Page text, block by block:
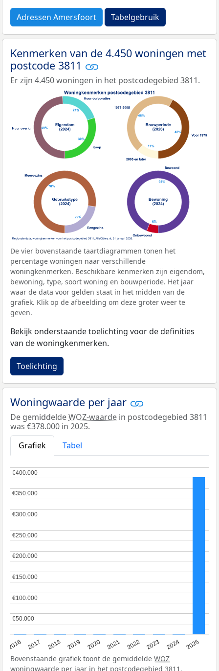
Adressen Amersfoort Tabelgebruik
Kenmerken van de 4.450 woningen met
postcode 3811
Er zijn 4.450 woningen in het postcodegebied 3811.
De vier bovenstaande taartdiagrammen tonen het
percentage woningen naar verschillende
woningkenmerken. Beschikbare kenmerken zijn eigendom,
bewoning, type, soort woning en bouwperiode. Het jaar
waar de data voor gelden staat in het midden van de
grafiek. Klik op de afbeelding om deze groter weer te
geven.
Bekijk onderstaande toelichting voor de definities
van de woningkenmerken.
Toelichting
Woningwaarde per jaar
De gemiddeldeWOZ-waarde in postcodegebied 3811
was €378.000 in 2025.
Grafiek
Tabel
2016 2017 2018 2019 2020 2021 2022 2023 2024 2025
€50.000
€50.000
€100.000
€100.000
€150.000
€150.000
€200.000
€200.000
€250.000
€250.000
€300.000
€300.000
€350.000
€350.000
€400.000
€400.000
Bovenstaande grafiek toont de gemiddelde WOZ
woningwaarde per jaar in het postcodegebied 3811.